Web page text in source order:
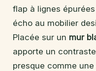
flap à lignes
écho au mobilier
Placée sur un mur
apporte un
presque comme